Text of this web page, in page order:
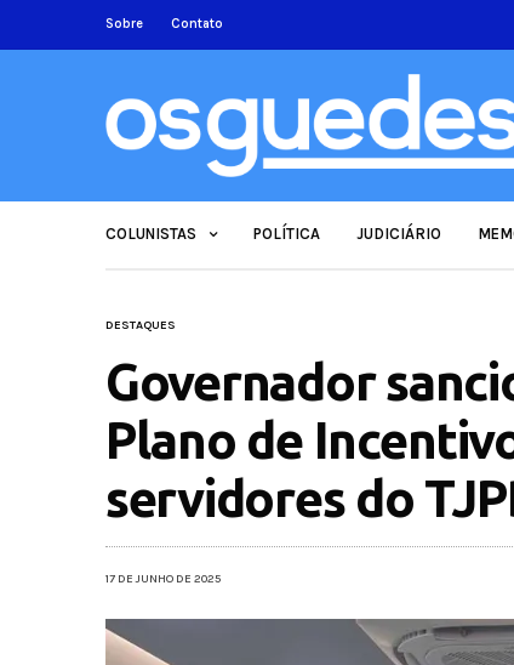
Sobre Contato
COLUNISTAS POLÍTICA JUDICIÁRIO
DESTAQUES
Governador
Plano de
servidores do
17 DE JUNHO DE 2025